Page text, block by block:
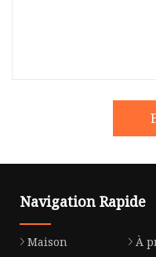
Navigation Rapide
Maison À